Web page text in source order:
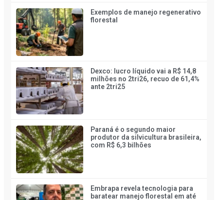
Exemplos de manejo regenerativo
florestal
Dexco: lucro líquido vai a R$ 14,8
milhões no 2tri26, recuo de 61,4%
ante 2tri25
Paraná é o segundo maior
produtor da silvicultura brasileira,
com R$ 6,3 bilhões
Embrapa revela tecnologia para
baratear manejo florestal em até